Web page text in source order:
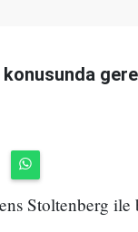
Stoltenberg